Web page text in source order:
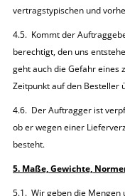
vertragstypischen und
4.5. Kommt der
berechtigt, den uns
geht auch die Gefahr eines
Zeitpunkt auf den Besteller
4.6. Der Auftragger ist
ob er wegen einer
besteht.
5. Maße, Gewichte,
5.1. Wir geben die Mengen